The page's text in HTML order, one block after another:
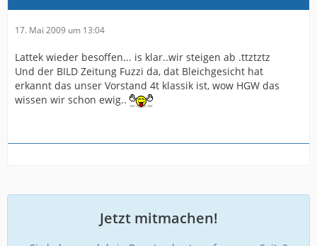
17. Mai 2009 um 13:04
Lattek wieder besoffen... is klar..wir steigen ab .ttztztz
Und der BILD Zeitung Fuzzi da, dat Bleichgesicht hat
erkannt das unser Vorstand 4t klassik ist, wow HGW das
wissen wir schon ewig..
Jetzt mitmachen!